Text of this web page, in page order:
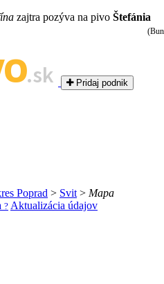
zajtra pozýva na pivo Štefánia
.sk Pridaj podnik
Poprad > Svit > Mapa
? Aktualizácia údajov